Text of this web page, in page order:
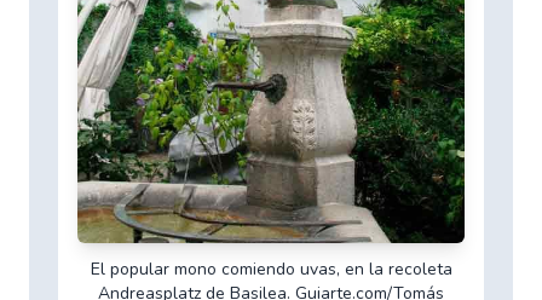
El popular mono comiendo uvas, en la recoleta
Andreasplatz de Basilea. Guiarte.com/Tomás